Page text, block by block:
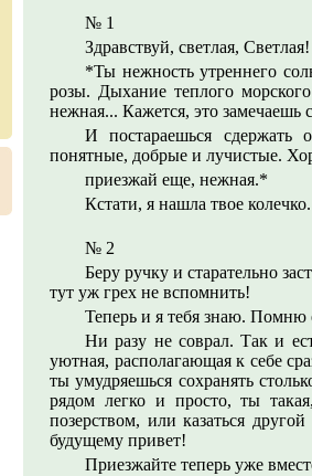
№ 1
Здравствуй, светлая, Светлая!
*Ты нежность утреннего
розы. Дыхание теплого
нежная... Кажется, это
И постараешься
понятные, добрые и лучистые.
приезжай еще, нежная.*
Кстати, я нашла твое
№ 2
Беру ручку и старательно
тут уж грех не вспомнить!
Теперь и я тебя знаю. Помню
Ни разу не соврал. Так и
уютная, располагающая к себе
ты умудряешься сохранять
рядом легко и просто, ты
позерством, или казаться
будущему привет!
Приезжайте теперь уже